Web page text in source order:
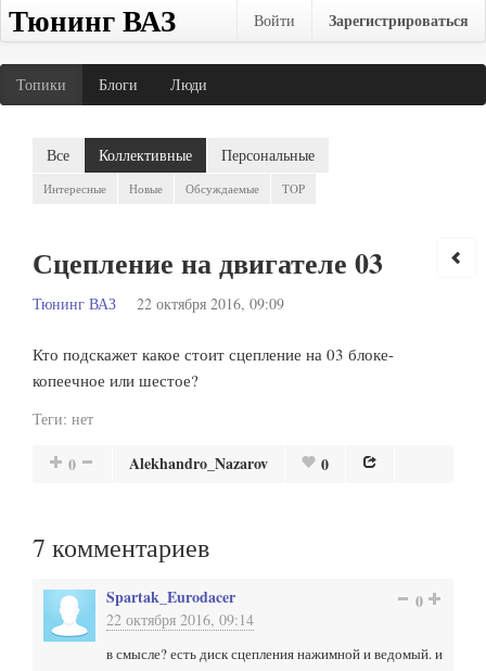
Тюнинг ВАЗ Войти Зарегистрироваться
Топики Блоги Люди
Все Коллективные Персональные
Интересные Новые Обсуждаемые TOP
Сцепление на двигателе 03
Тюнинг ВАЗ 22 октября 2016, 09:09
Кто подскажет какое стоит сцепление на 03 блоке-
копеечное или шестое?
Теги: нет
0 Alekhandro_Nazarov 0
7 комментариев
Spartak_Eurodacer
22 октября 2016, 09:14
0
в смысле? есть диск сцепления нажимной и ведомый. и